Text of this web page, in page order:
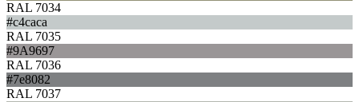
RAL 7034
#c4caca
RAL 7035
#9A9697
RAL 7036
#7e8082
RAL 7037